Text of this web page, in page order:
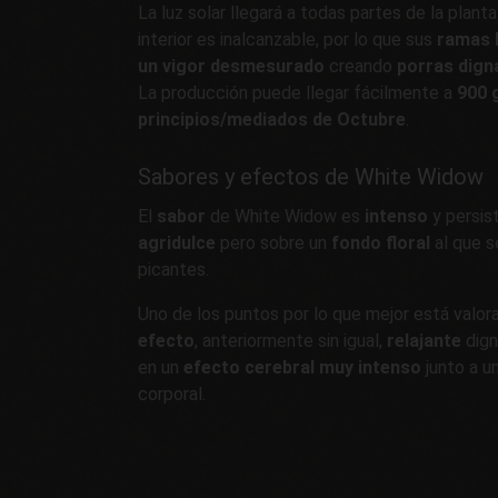
La luz solar llegará a todas partes de la planta
interior es inalcanzable, por lo que sus ramas
un vigor desmesurado creando porras
La producción puede llegar fácilmente a 900
principios/mediados de Octubre.
Sabores y efectos de White Widow
El sabor de White Widow es intenso y
agridulce pero sobre un fondo floral al que
picantes.
Uno de los puntos por lo que mejor está
efecto, anteriormente sin igual, relajante
en un efecto cerebral muy intenso junto a
corporal.